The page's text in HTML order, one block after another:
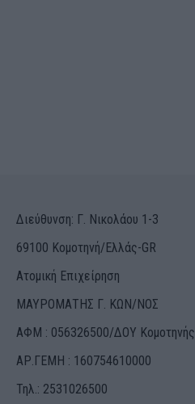
Διεύθυνση: Γ. Νικολάου 1-3
69100 Κομοτηνή/Ελλάς-GR
Ατομική Επιχείρηση
ΜΑΥΡΟΜΑΤΗΣ Γ. ΚΩΝ/ΝΟΣ
ΑΦΜ : 056326500/ΔOΥ Κομοτηνής
ΑΡ.ΓΕΜΗ : 160754610000
Τηλ.: 2531026500